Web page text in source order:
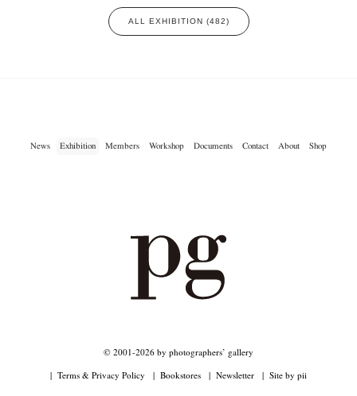
ALL EXHIBITION (482)
News Exhibition Members Workshop Documents Contact About Shop
© 2001-2026 by photographers’ gallery
Terms & Privacy Policy
Bookstores Newsletter Site by pii